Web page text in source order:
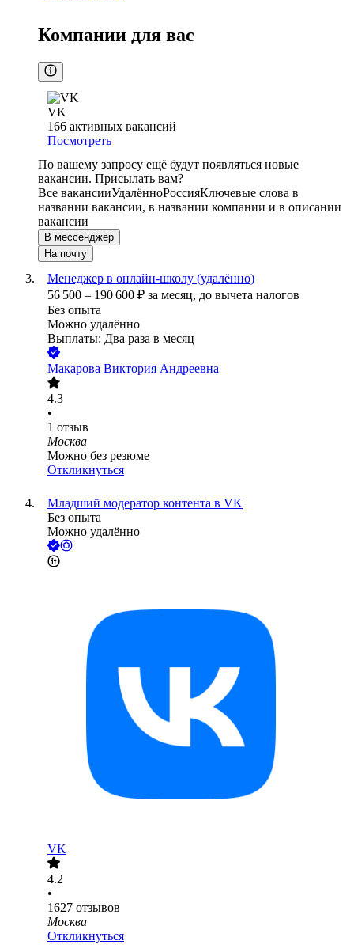
Компании для вас
VK
166 активных вакансий
Посмотреть
По вашему запросу ещё будут появляться новые
вакансии. Присылать вам?
Все вакансииУдалённоРоссияКлючевые слова в
названии вакансии, в названии компании и в описании
вакансии
В мессенджер
На почту
Менеджер в онлайн-школу (удалённо)
56 500 – 190 600 ₽ за месяц, до вычета налогов
Без опыта
Можно удалённо
Выплаты: Два раза в месяц
Макарова Виктория Андреевна
4.3
•
1 отзыв
Москва
Можно без резюме
Откликнуться
Младший модератор контента в VK
Без опыта
Можно удалённо
VK
4.2
•
1627 отзывов
Москва
Откликнуться